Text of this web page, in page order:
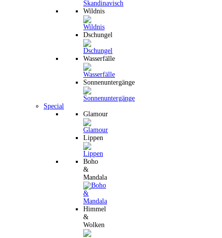
Wildnis
Dschungel
Wasserfälle
Sonnenuntergänge
Special
Glamour
Lippen
Boho
&
Mandala
Himmel
&
Wolken